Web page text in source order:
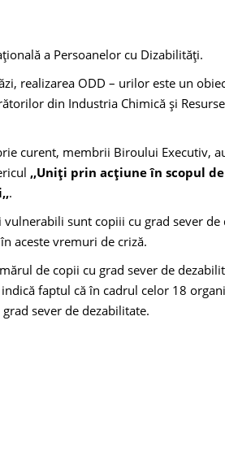
a Persoanelor cu Dizabilităţi.
realizarea ODD – urilor este un
din Industria Chimică și
curent, membrii Biroului Executiv,
,,Uniți prin acțiune în scopul
.
sunt copiii cu grad sever de
aceste vremuri de criză.
de copii cu grad sever de
faptul că în cadrul celor 18
sever de dezabilitate.